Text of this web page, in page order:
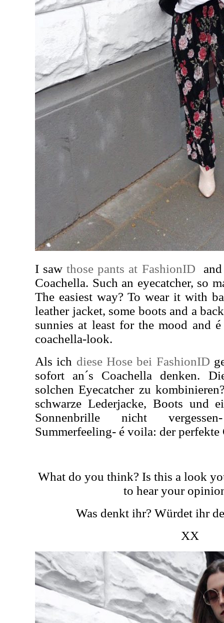
I saw those pants at FashionID
Coachella. Such an eyecatcher, so
The easiest way? To wear it with
leather jacket, some boots and a
sunnies at least for the mood and
coachella-look.
Als ich diese Hose bei FashionID
sofort an´s Coachella denken.
solchen Eyecatcher zu
schwarze Lederjacke, Boots und
Sonnenbrille nicht
Summerfeeling- é voila: der
What do you think? Is this a look
to hear your
Was denkt ihr? Würdet ihr
XX